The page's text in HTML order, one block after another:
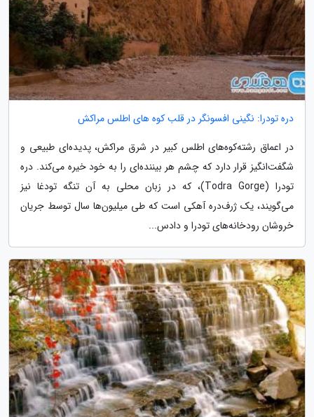
دره تودرا: نگینی افسونگر در قلب کوه های اطلس مراکش
در اعماق رشته‌کوه‌های اطلس کبیر در شرق مراکش، پدیده‌ای طبیعی و
شگفت‌انگیز قرار دارد که چشم هر بیننده‌ای را به خود خیره می‌کند. دره
تودرا (Todra Gorge)، که در زبان محلی به آن تنگه تودغا نیز
می‌گویند، یک ژرف‌دره آهکی است که طی میلیون‌ها سال توسط جریان
خروشان رودخانه‌های تودرا و دادس...